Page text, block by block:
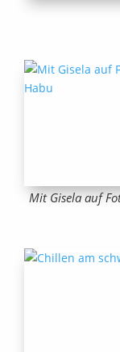
Mit Gisela auf